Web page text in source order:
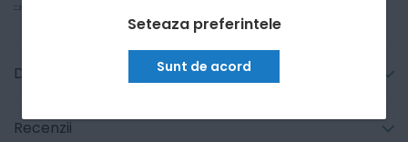
Seteaza preferintele
Sunt de acord
Detalii tehnice
Recenzii